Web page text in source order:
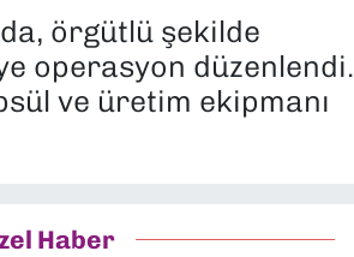
örgütlü şekilde
operasyon düzenlendi.
ve üretim ekipmanı
Haber